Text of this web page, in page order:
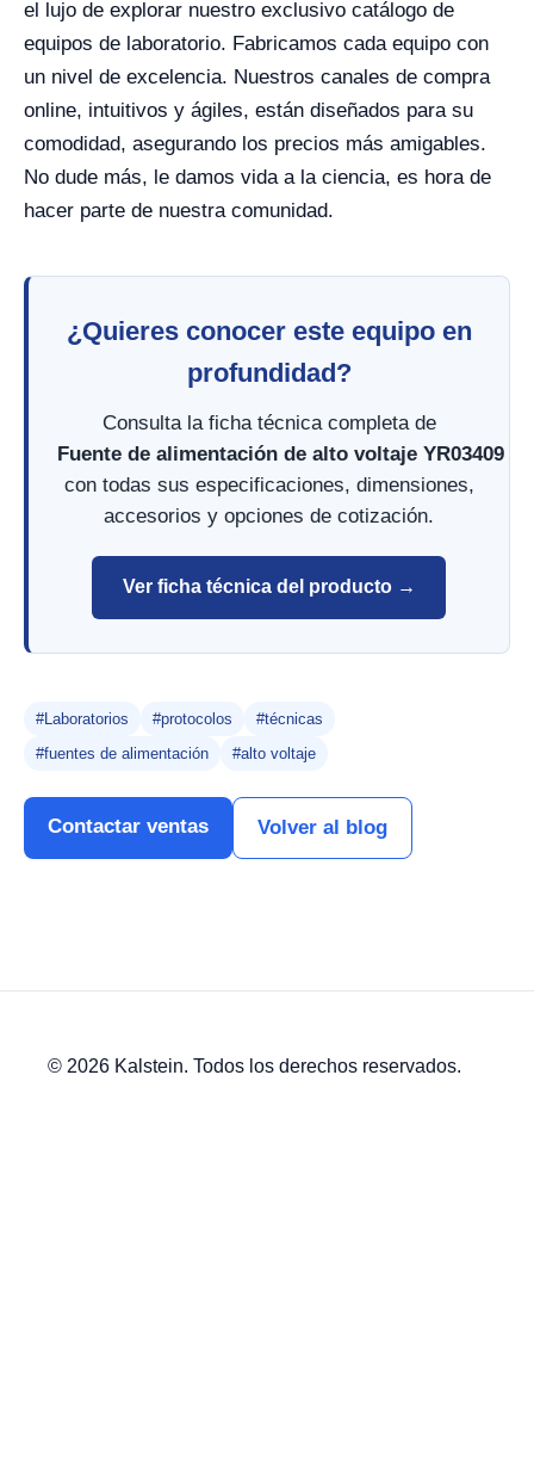
el lujo de explorar nuestro exclusivo catálogo de
equipos de laboratorio. Fabricamos cada equipo con
un nivel de excelencia. Nuestros canales de compra
online, intuitivos y ágiles, están diseñados para su
comodidad, asegurando los precios más amigables.
No dude más, le damos vida a la ciencia, es hora de
hacer parte de nuestra comunidad.
¿Quieres conocer este equipo en
profundidad?
Consulta la ficha técnica completa de
Fuente de alimentación de alto voltaje YR03409
con todas sus especificaciones, dimensiones,
accesorios y opciones de cotización.
Ver ficha técnica del producto →
#Laboratorios #protocolos
#técnicas
#fuentes de alimentación
#alto voltaje
Contactar ventas Volver al blog
© 2026 Kalstein. Todos los derechos reservados.